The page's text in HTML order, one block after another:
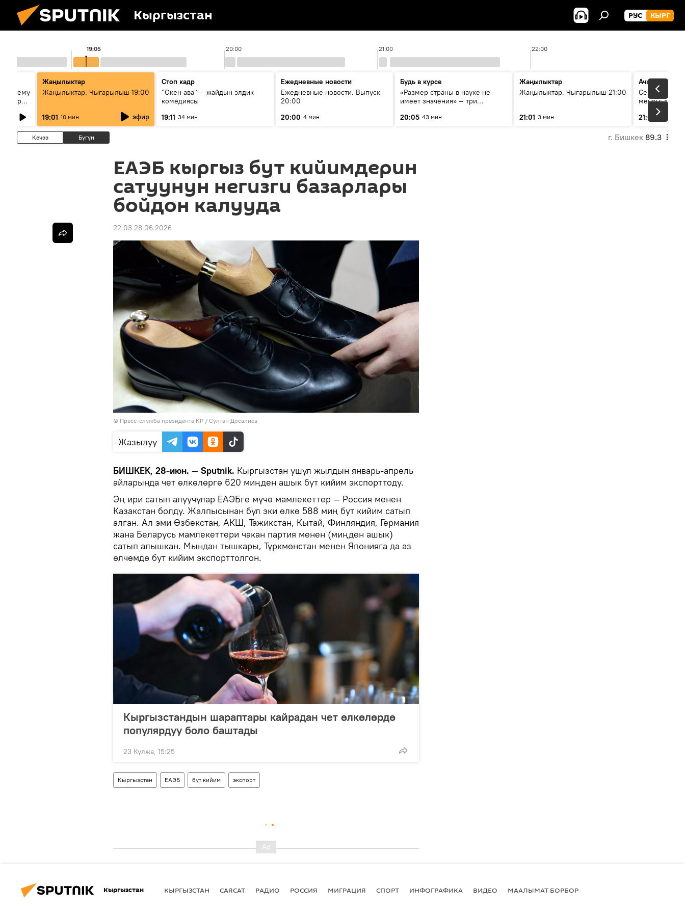
Кыргызстан РУС КЫРГ
20:00 21:00 22:00
19:05
почему
Жаңылыктар
Жаңылыктар. Чыгарылыш 19:00
19:01 10 мин эфир
Стоп кадр
"Окен ава" — жайдын элдик
комедиясы
19:11 34 мин
Ежедневные новости
Ежедневные новости. Выпуск
20:00
20:00 4 мин
Будь в курсе
«Размер страны в науке не
имеет значения» — три
России и Кыргызстана в
20:05 43 мин
Жаңылыктар
Жаңылыктар. Чыгарылыш 21:00
21:01 3 мин
Ачык кеп
Сейрек
менен: анын
жолу
21:05
Кечээ Бүгүн г. Бишкек 89.3
ЕАЭБ кыргыз бут кийимдерин
сатуунун негизги базарлары
бойдон калууда
22:03 28.06.2026
© Пресс-служба президента КР / Султан Досалиев
Жазылуу
БИШКЕК, 28-июн. — Sputnik. Кыргызстан ушул жылдын январь-апрель
айларында чет өлкөлөргө 620 миңден ашык бут кийим экспорттоду.
Эң ири сатып алуучулар ЕАЭБге мүчө мамлекеттер — Россия менен
Казакстан болду. Жалпысынан бул эки өлкө 588 миң бут кийим сатып
алган. Ал эми Өзбекстан, АКШ, Тажикстан, Кытай, Финляндия, Германия
жана Беларусь мамлекеттери чакан партия менен (миңден ашык)
сатып алышкан. Мындан тышкары, Түркмөнстан менен Японияга да аз
өлчөмдө бут кийим экспорттолгон.
Кыргызстандын шараптары кайрадан чет өлкөлөрдө
популярдуу боло баштады
23 Кулжа, 15:25
Кыргызстан ЕАЭБ бут кийим экспорт
Кыргызстан КЫРГЫЗСТАН САЯСАТ РАДИО РОССИЯ МИГРАЦИЯ СПОРТ ИНФОГРАФИКА ВИДЕО МААЛЫМАТ БОРБОР